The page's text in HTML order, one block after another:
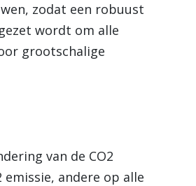
zodat een robuust
wordt om alle
grootschalige
van de CO2
andere op alle